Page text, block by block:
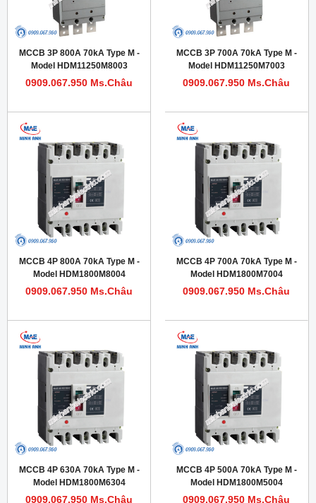
MCCB 3P 800A 70kA Type M -
Model HDM11250M8003
0909.067.950 Ms.Châu
MCCB 3P 700A 70kA Type M -
Model HDM11250M7003
0909.067.950 Ms.Châu
MCCB 4P 800A 70kA Type M -
Model HDM1800M8004
0909.067.950 Ms.Châu
MCCB 4P 700A 70kA Type M -
Model HDM1800M7004
0909.067.950 Ms.Châu
MCCB 4P 630A 70kA Type M -
Model HDM1800M6304
0909.067.950 Ms.Châu
MCCB 4P 500A 70kA Type M -
Model HDM1800M5004
0909.067.950 Ms.Châu